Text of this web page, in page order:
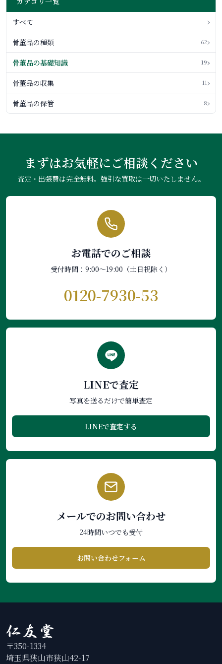
すべて ›
骨董品の種類 62›
骨董品の基礎知識 19›
骨董品の収集 11›
骨董品の保管 8›
まずはお気軽にご相談ください
査定・出張費は完全無料。強引な買取は一切いたしません。
お電話でのご相談
受付時間：9:00〜19:00（土日祝除く）
0120-7930-53
LINEで査定
写真を送るだけで簡単査定
LINEで査定する
メールでのお問い合わせ
24時間いつでも受付
お問い合わせフォーム
〒350-1334
埼玉県狭山市狭山42-17